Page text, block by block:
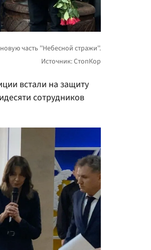
встали на защиту
сотрудников